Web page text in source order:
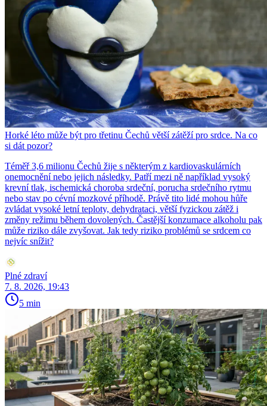
Horké léto může být pro třetinu Čechů větší zátěží pro srdce. Na co
si dát pozor?
Téměř 3,6 milionu Čechů žije s některým z kardiovaskulárních
onemocnění nebo jejich následky. Patří mezi ně například vysoký
krevní tlak, ischemická choroba srdeční, porucha srdečního rytmu
nebo stav po cévní mozkové příhodě. Právě tito lidé mohou hůře
zvládat vysoké letní teploty, dehydrataci, větší fyzickou zátěž i
změny režimu během dovolených. Častější konzumace alkoholu pak
může riziko dále zvyšovat. Jak tedy riziko problémů se srdcem co
nejvíc snížit?
Plné zdraví
7. 8. 2026, 19:43
5 min